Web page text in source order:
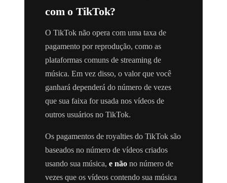
com o TikTok?
O TikTok não opera com uma taxa de
pagamento por reprodução, como as
plataformas comuns de streaming de
música. Em vez disso, o valor que você
ganhará dependerá do número de vezes
que sua faixa for usada nos vídeos de
outros usuários no TikTok.
Os pagamentos de royalties do TikTok são
baseados no número de vídeos criados
usando sua música, e não no número de
vezes que os vídeos contendo sua música